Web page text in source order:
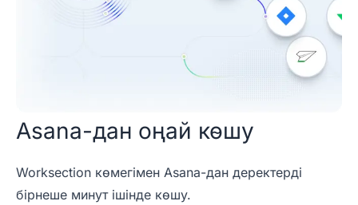
Asana-дан оңай көшу
Worksection көмегімен Asana-дан деректерді
бірнеше минут ішінде көшу.